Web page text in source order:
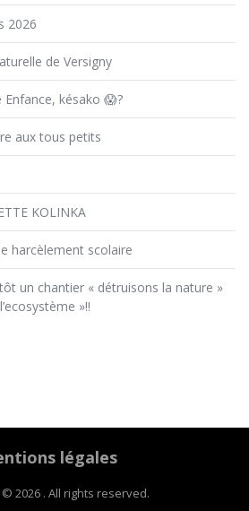
2026
de Versigny
Enfance, késako 😱?
aux tous petits
KOLINKA
harcèlement scolaire
un chantier « détruisons la nature »
»!!
légales
2026 . All rights reserved.